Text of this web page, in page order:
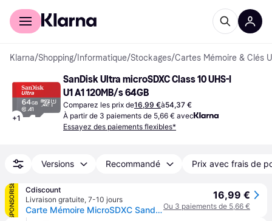
Acheter avec Klarna
Klarna/Shopping/ Informatique/Stockages/Cartes Mémoire & Clés
+1
SanDisk Ultra microSDXC Class 10 UHS-I
U1 A1 120MB/s 64GB
Comparez les prix de16,99 €à54,37 €
À partir de 3 paiements de 5,66 € avec
Essayez des paiements flexibles*
Versions Recommandé Prix avec frais de
SPONSORISÉ
Cdiscount
Livraison gratuite, 7-10 jours
Carte Mémoire MicroSDXC Sandisk Ultra 64 Go - Classe 10 UHS-I - Vitesse de Lecture jusquà 120 Mo/s - Noir
16,99 €
Ou 3 paiements de 5,66 €